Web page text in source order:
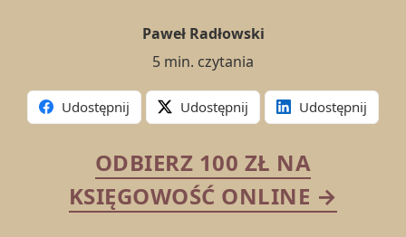
Paweł Radłowski
5 min. czytania
Udostępnij Udostępnij Udostępnij
ODBIERZ 100 ZŁ NA
KSIĘGOWOŚĆ ONLINE →